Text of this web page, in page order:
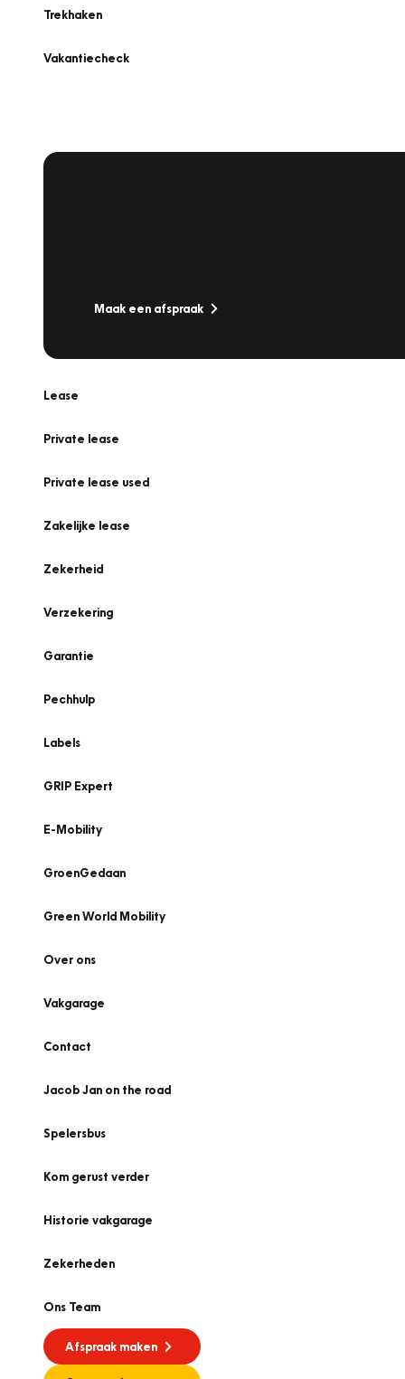
Trekhaken
Vakantiecheck
Maak een afspraak
Lease
Private lease
Private lease used
Zakelijke lease
Zekerheid
Verzekering
Garantie
Pechhulp
Labels
GRIP Expert
E-Mobility
GroenGedaan
Green World Mobility
Over ons
Vakgarage
Contact
Jacob Jan on the road
Spelersbus
Kom gerust verder
Historie vakgarage
Zekerheden
Ons Team
Afspraak maken